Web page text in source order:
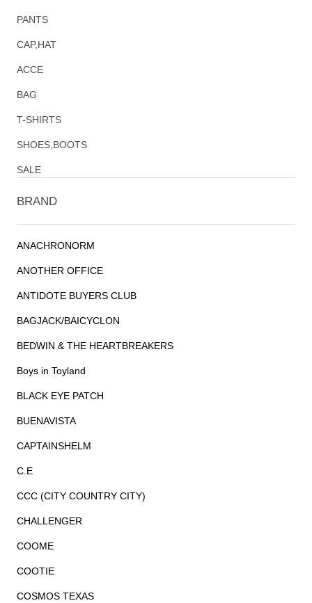
PANTS
CAP,HAT
ACCE
BAG
T-SHIRTS
SHOES,BOOTS
SALE
BRAND
ANACHRONORM
ANOTHER OFFICE
ANTIDOTE BUYERS CLUB
BAGJACK/BAICYCLON
BEDWIN & THE HEARTBREAKERS
Boys in Toyland
BLACK EYE PATCH
BUENAVISTA
CAPTAINSHELM
C.E
CCC (CITY COUNTRY CITY)
CHALLENGER
COOME
COOTIE
COSMOS TEXAS